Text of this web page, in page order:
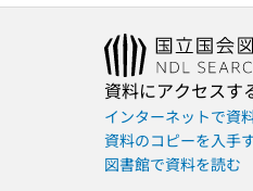
資料にアクセスす
インターネットで資
資料のコピーを入手
図書館で資料を読む